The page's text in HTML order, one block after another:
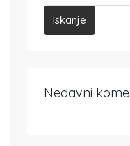
Iskanje
Nedavni